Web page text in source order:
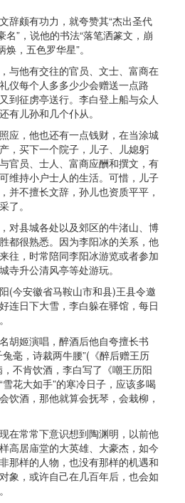
颇有功力，就夸赞其“杰出圣代
名”，说他的书法“落笔洒篆文，崩
，五色罗华星”。
他有交往的官员、文士、富商在
仪每个人多多少少会赠送一点路
到征虏亭送行。李白登上船与众人
有儿孙和几个仆从。
，他也还有一点钱财，在当涂城
，买下一个院子，儿子、儿媳躬
官员、士人、富商应酬和撰文，有
维持小户士人的生活。可惜，儿子
并不擅长文辞，孙儿也资质平平，
了。
县城各处以及郊区的牛渚山、博
都很熟悉。因为李阳冰的关系，他
往，时常陪同李阳冰游览或者参加
寺升公清风亭等处游玩。
今安徽省马鞍山市和县)王县令邀
连日下大雪，李白躲在驿馆，每日
姬演唱，醉酒后他自夸擅长书
毫，诗裁两牛腰”(《醉后赠王历
不肯饮酒，李白写了《嘲王历阳
花大如手”的寒冷日子，应该多喝
饮酒，那他就算会抚琴，会栽柳，
常常下意识想到陶渊明，以前他
高居庙堂的大英雄、大豪杰，如今
那样的人物，也没有那样的机遇和
象，或许自己在几百年后，也会如